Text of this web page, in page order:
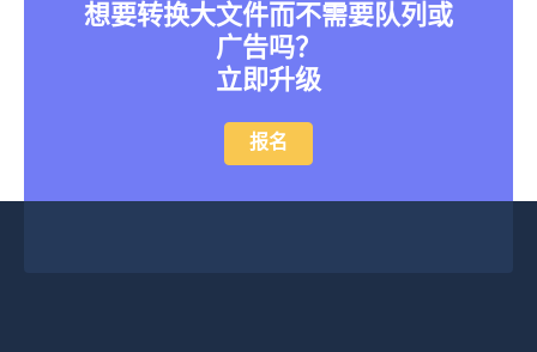
想要转换大文件而不需要队列或
广告吗？
立即升级
报名